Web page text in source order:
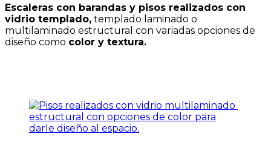
Escaleras con barandas y pisos realizados con
vidrio templado, templado laminado o
multilaminado estructural con variadas opciones de
diseño como color y textura.